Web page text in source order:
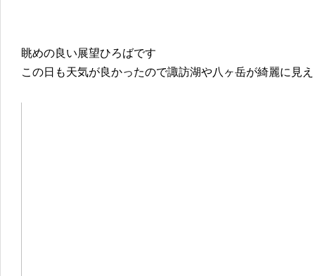
眺めの良い展望ひろばです
この日も天気が良かったので諏訪湖や八ヶ岳が綺麗に見